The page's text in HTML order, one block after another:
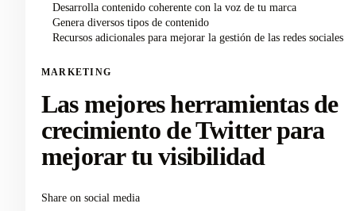
Desarrolla contenido coherente con la voz de tu marca
Genera diversos tipos de contenido
Recursos adicionales para mejorar la gestión de las redes sociales
MARKETING
Las mejores herramientas de
crecimiento de Twitter para
mejorar tu visibilidad
Share on social media